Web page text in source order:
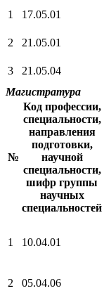
1 17.05.01
2 21.05.01
3 21.05.04
Магистратура
№
Код профессии,
специальности,
направления
подготовки,
научной
специальности,
шифр группы
научных
специальностей
1 10.04.01
2
05.04.06